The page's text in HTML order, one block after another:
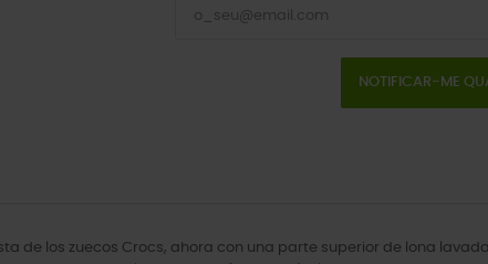
NOTIFICAR-ME
de los zuecos Crocs, ahora con una parte superior de lona